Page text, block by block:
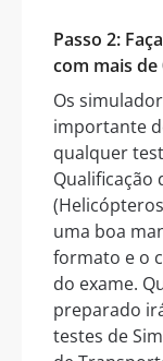
Passo 2:
com mais
Os
importante
qualquer
Qualificação
uma boa
formato e o
do exame.
preparado
testes de